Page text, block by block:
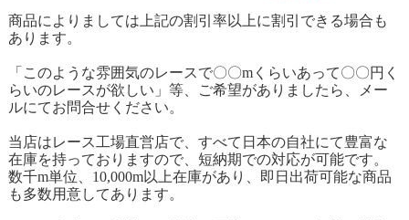
商品によりましては上記の割引率以上に割引できる場合も
あります。
「このような雰囲気のレースで〇〇mくらいあって〇〇円く
らいのレースが欲しい」等、ご希望がありましたら、メー
ルにてお問合せください。
当店はレース工場直営店で、すべて日本の自社にて豊富な
在庫を持っておりますので、短納期での対応が可能です。
数千m単位、10,000m以上在庫があり、即日出荷可能な商品
も多数用意してあります。